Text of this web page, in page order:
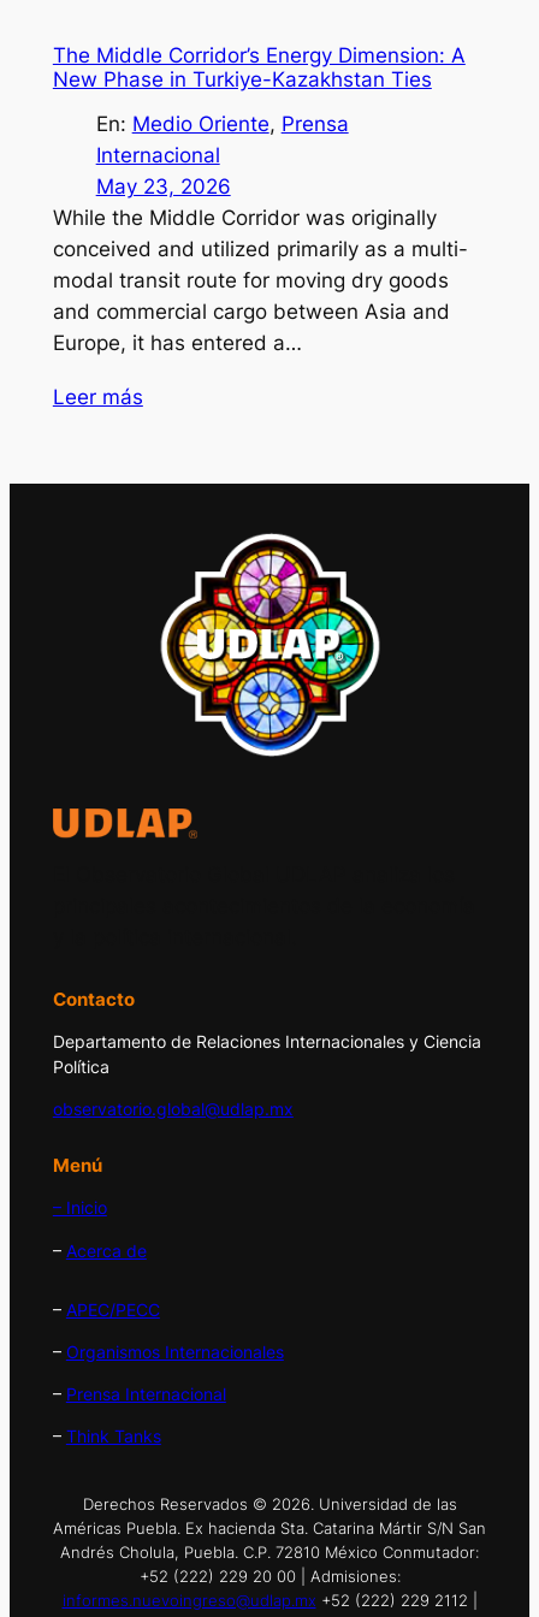
The Middle Corridor’s Energy Dimension: A
New Phase in Turkiye-Kazakhstan Ties
En: Medio Oriente, Prensa
Internacional
May 23, 2026
While the Middle Corridor was originally
conceived and utilized primarily as a multi-
modal transit route for moving dry goods
and commercial cargo between Asia and
Europe, it has entered a…
Leer más
Contacto
Departamento de Relaciones Internacionales y Ciencia
Política
observatorio.global@udlap.mx
Menú
– Inicio
– Acerca de
– APEC/PECC
– Organismos Internacionales
– Prensa Internacional
– Think Tanks
Derechos Reservados © 2026. Universidad de las
Américas Puebla. Ex hacienda Sta. Catarina Mártir S/N San
Andrés Cholula, Puebla. C.P. 72810 México Conmutador:
+52 (222) 229 20 00 | Admisiones:
informes.nuevoingreso@udlap.mx +52 (222) 229 2112 |